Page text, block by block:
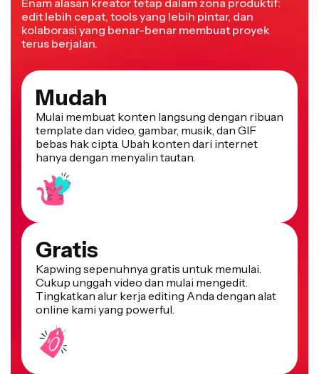
kolaborasi yang benar-benar membuat proyek
terus berjalan.
Mudah
Mulai membuat konten langsung dengan ribuan
template dan video, gambar, musik, dan GIF
bebas hak cipta. Ubah konten dari internet
hanya dengan menyalin tautan.
Gratis
Kapwing sepenuhnya gratis untuk memulai.
Cukup unggah video dan mulai mengedit.
Tingkatkan alur kerja editing Anda dengan alat
online kami yang powerful.